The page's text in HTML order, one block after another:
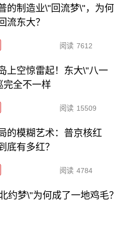
的制造业\"回流梦\"，为何
流东大？
阅读 7612
上空惊雷起！东大\"八一
完全不一样
阅读 15509
的模糊艺术：普京核红
底有多红？
阅读 4784
约梦\"为何成了一地鸡毛？